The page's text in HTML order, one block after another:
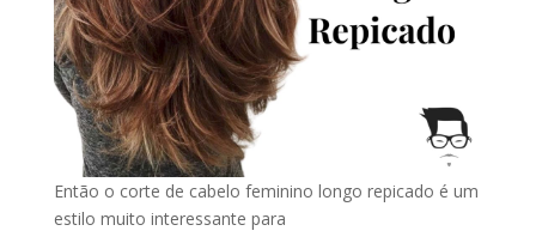
Então o corte de cabelo feminino longo repicado é um
estilo muito interessante para